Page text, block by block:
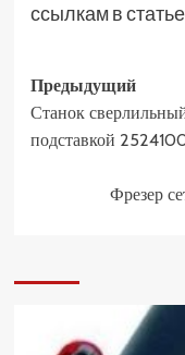
ссылкам в
Навигация
записи
Предыдущий
Станок
подставкой
Фрезер